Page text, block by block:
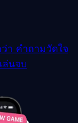
า คำถามวัดใจ
ล่นจบ